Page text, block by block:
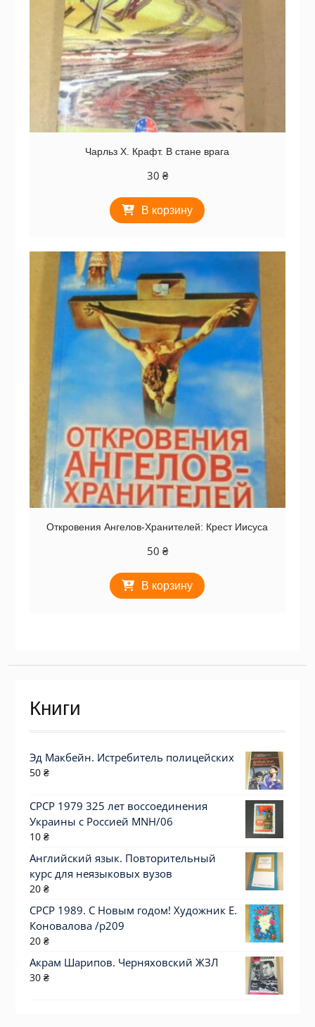
Чарльз Х. Крафт. В стане врага
30 ₴
В корзину
Откровения Ангелов-Хранителей: Крест Иисуса
50 ₴
В корзину
Книги
Эд Макбейн. Истребитель полицейских
50 ₴
СРСР 1979 325 лет воссоединения
Украины с Россией MNH/06
10 ₴
Английский язык. Повторительный
курс для неязыковых вузов
20 ₴
СРСР 1989. С Новым годом! Художник Е.
Коновалова /р209
20 ₴
Акрам Шарипов. Черняховский ЖЗЛ
30 ₴